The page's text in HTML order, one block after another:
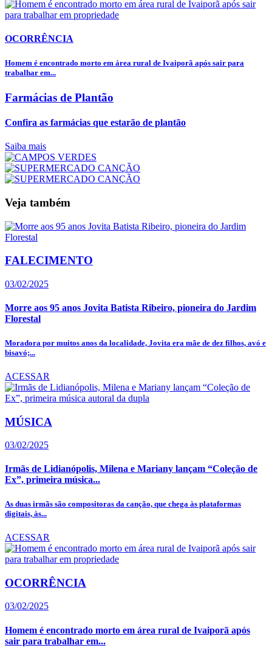
OCORRÊNCIA
Homem é encontrado morto em área rural de Ivaiporã após sair para
trabalhar em...
Farmácias de Plantão
Confira as farmácias que estarão de plantão
Saiba mais
Veja também
FALECIMENTO
03/02/2025
Morre aos 95 anos Jovita Batista Ribeiro, pioneira do Jardim
Florestal
Moradora por muitos anos da localidade, Jovita era mãe de dez filhos, avó e
bisavó;...
ACESSAR
MÚSICA
03/02/2025
Irmãs de Lidianópolis, Milena e Mariany lançam “Coleção de
Ex”, primeira música...
As duas irmãs são compositoras da canção, que chega às plataformas
digitais, às...
ACESSAR
OCORRÊNCIA
03/02/2025
Homem é encontrado morto em área rural de Ivaiporã após
sair para trabalhar em...